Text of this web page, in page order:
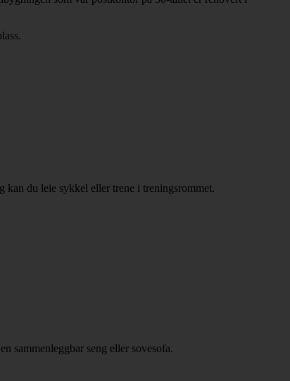
kan du leie sykkel eller trene i treningsrommet.
sammenleggbar seng eller sovesofa.